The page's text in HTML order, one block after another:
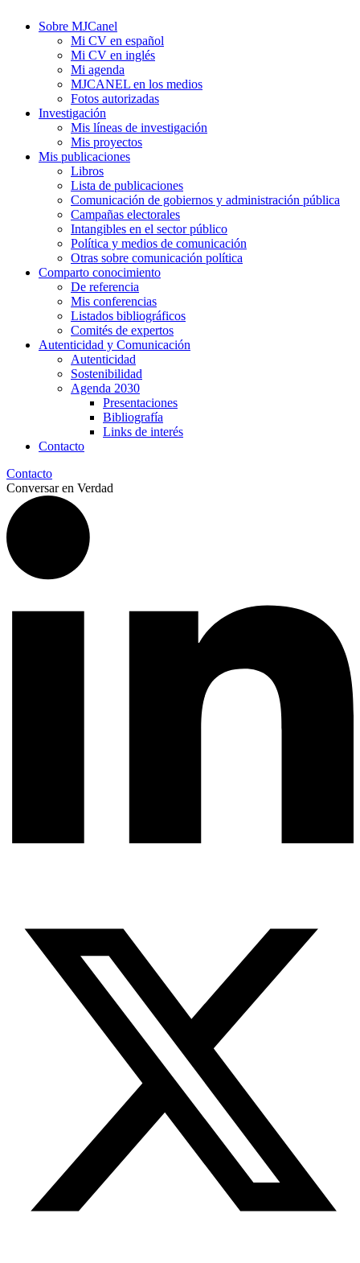
Sobre MJCanel
Mi CV en español
Mi CV en inglés
Mi agenda
MJCANEL en los medios
Fotos autorizadas
Investigación
Mis líneas de investigación
Mis proyectos
Mis publicaciones
Libros
Lista de publicaciones
Comunicación de gobiernos y administración pública
Campañas electorales
Intangibles en el sector público
Política y medios de comunicación
Otras sobre comunicación política
Comparto conocimiento
De referencia
Mis conferencias
Listados bibliográficos
Comités de expertos
Autenticidad y Comunicación
Autenticidad
Sostenibilidad
Agenda 2030
Presentaciones
Bibliografía
Links de interés
Contacto
Contacto
Conversar en Verdad